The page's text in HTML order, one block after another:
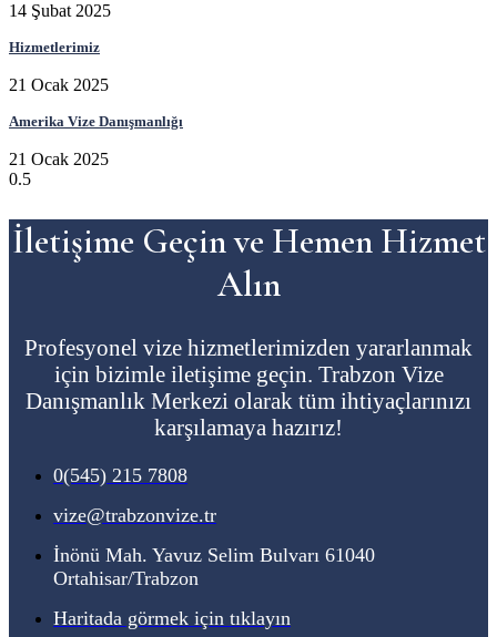
14 Şubat 2025
Hizmetlerimiz
21 Ocak 2025
Amerika Vize Danışmanlığı
21 Ocak 2025
İletişime Geçin ve Hemen Hizmet
Alın
Profesyonel vize hizmetlerimizden yararlanmak
için bizimle iletişime geçin. Trabzon Vize
Danışmanlık Merkezi olarak tüm ihtiyaçlarınızı
karşılamaya hazırız!
0(545) 215 7808
vize@trabzonvize.tr
İnönü Mah. Yavuz Selim Bulvarı 61040
Ortahisar/Trabzon
Haritada görmek için tıklayın